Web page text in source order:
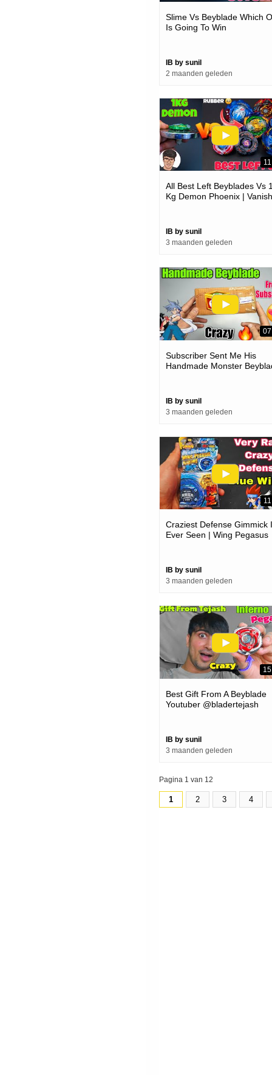
Slime Vs Beyblade Which
Is Going To Win
IB by sunil
2 maanden geleden
All Best Left Beyblades Vs
Kg Demon Phoenix | Vanish
IB by sunil
3 maanden geleden
Subscriber Sent Me His
Handmade Monster
IB by sunil
3 maanden geleden
Craziest Defense Gimmick I
Ever Seen | Wing Pegasus
IB by sunil
3 maanden geleden
Best Gift From A Beyblade
Youtuber @bladertejash
IB by sunil
3 maanden geleden
Pagina 1 van 12
1 2 3 4